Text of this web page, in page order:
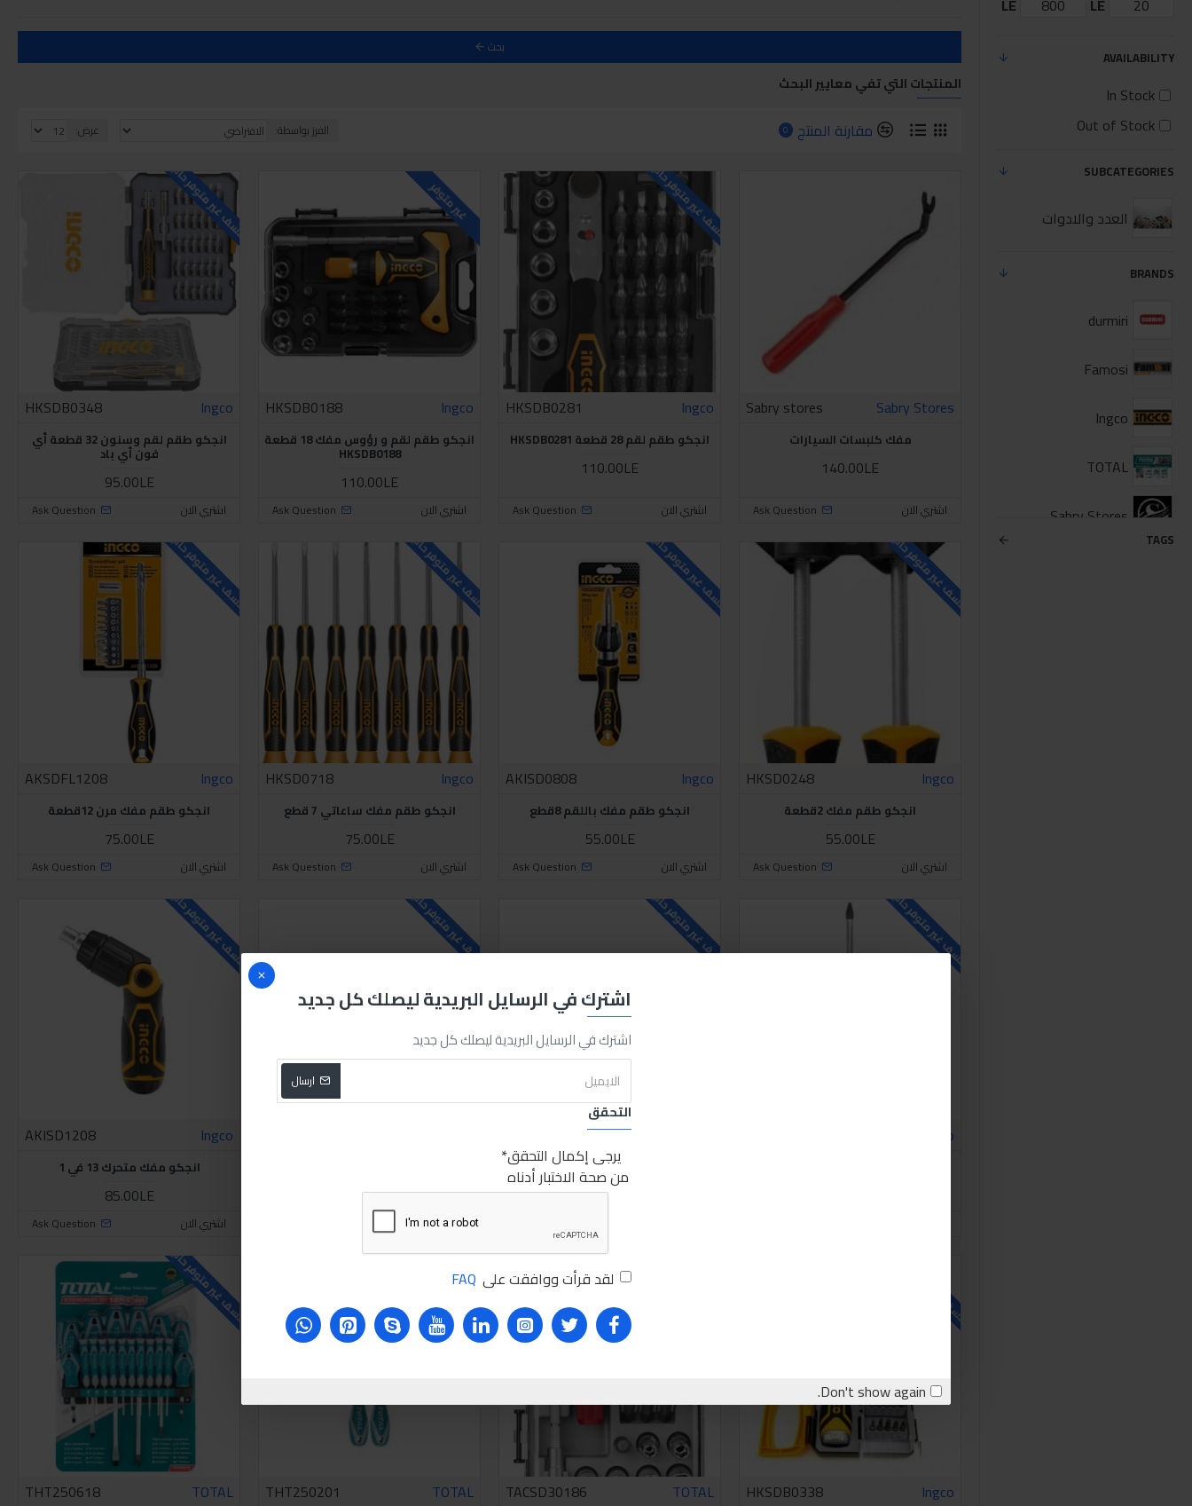
اشترك في الرسايل البريدية ليصلك كل جديد
اشترك في الرسايل البريدية ليصلك كل جديد
ارسال
التحقق
يرجى إكمال التحقق
من صحة الاختبار أدناه
لقد قرأت ووافقت على FAQ
Don't show again.
LE
LE
SUBCATEGORIES
العدد والادوات
BRANDS
durmiri
Famosi
Ingco
TOTAL
Sabry Stores
TAGS
AVAILABILITY
In Stock
Out of Stock
بحث
المنتجات التي تفي معايير البحث
مقارنة المنتج 0 الفرز بواسطة: عرض:
Sabry Stores
Sabry stores
مفك كلبسات السيارات
140.00LE
اشتري الان Ask Question
للاسف غير متوفر حاليا
Ingco
HKSDB0281
انجكو طقم لقم 28 قطعة HKSDB0281
110.00LE
اشتري الان Ask Question
غير متوفر
Ingco
HKSDB0188
انجكو طقم لقم و رؤوس مفك 18 قطعة
HKSDB0188
110.00LE
اشتري الان Ask Question
للاسف غير متوفر حاليا
Ingco
HKSDB0348
انجكو طقم لقم وسنون 32 قطعة أي
فون أي باد
95.00LE
اشتري الان Ask Question
للاسف غير متوفر حاليا
Ingco
HKSD0248
انجكو طقم مفك 2قطعة
55.00LE
اشتري الان Ask Question
للاسف غير متوفر حاليا
Ingco
AKISD0808
انجكو طقم مفك باللقم 8قطع
55.00LE
اشتري الان Ask Question
للاسف غير متوفر حاليا
Ingco
HKSD0718
انجكو طقم مفك ساعاتي 7 قطع
75.00LE
اشتري الان Ask Question
للاسف غير متوفر حاليا
Ingco
AKSDFL1208
انجكو طقم مفك مرن 12قطعة
75.00LE
اشتري الان Ask Question
للاسف غير متوفر حاليا
Ingco
للاسف غير متوفر حاليا
انجكو مفك عادة 6 بوصة بيد كوتش
20.00LE
للاسف غير متوفر حاليا
60.00LE
اشتري الان
للاسف غير متوفر حاليا
Ingco
AKISD1208
انجكو مفك متحرك 13 في 1
85.00LE
اشتري الان Ask Question
للاسف غير متوفر حاليا
Ingco
HKSDB0338
TOTAL
TACSD30186
للاسف غير متوفر حاليا
TOTAL
THT250201
للاسف غير متوفر حاليا
TOTAL
THT250618